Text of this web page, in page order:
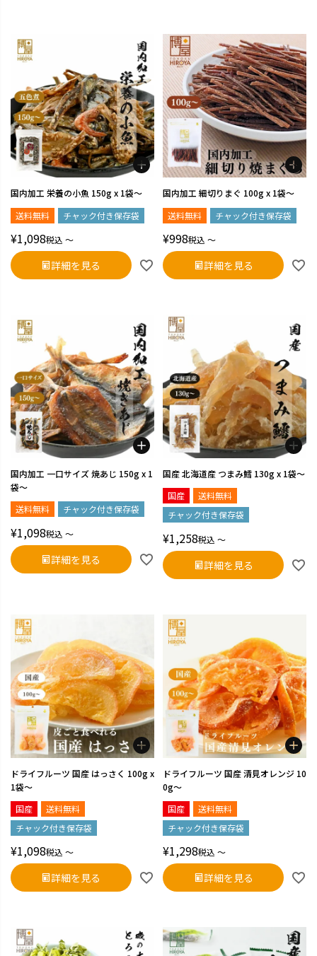
国内加工 栄養の小魚 150g x 1袋～
送料無料
チャック付き保存袋
¥1,098税込 〜
詳細を見る
国内加工 細切りまぐ 100g x 1袋～
送料無料
チャック付き保存袋
¥998税込 〜
詳細を見る
国内加工 一口サイズ 焼あじ 150g x 1
袋～
送料無料
チャック付き保存袋
¥1,098税込 〜
詳細を見る
国産 北海道産 つまみ鱈 130g x 1袋～
国産
送料無料
チャック付き保存袋
¥1,258税込 〜
詳細を見る
ドライフルーツ 国産 はっさく 100g x
1袋～
国産
送料無料
チャック付き保存袋
¥1,098税込 〜
詳細を見る
ドライフルーツ 国産 清見オレンジ 10
0g～
国産
送料無料
チャック付き保存袋
¥1,298税込 〜
詳細を見る